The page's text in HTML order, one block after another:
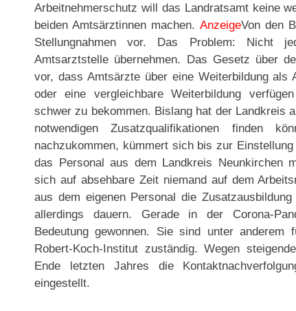
Arbeitnehmerschutz will das Landratsamt keine
beiden Amtsärztinnen machen. AnzeigeVon den
Stellungnahmen vor. Das Problem: Nicht
Amtsarztstelle übernehmen. Das Gesetz über
vor, dass Amtsärzte über eine Weiterbildung als
oder eine vergleichbare Weiterbildung
schwer zu bekommen. Bislang hat der Landkreis
notwendigen Zusatzqualifikationen finden
nachzukommen, kümmert sich bis zur
das Personal aus dem Landkreis Neunkirchen
sich auf absehbare Zeit niemand auf dem
aus dem eigenen Personal die
allerdings dauern. Gerade in der Corona-
Bedeutung gewonnen. Sie sind unter
Robert-Koch-Institut zuständig. Wegen
Ende letzten Jahres die
eingestellt.